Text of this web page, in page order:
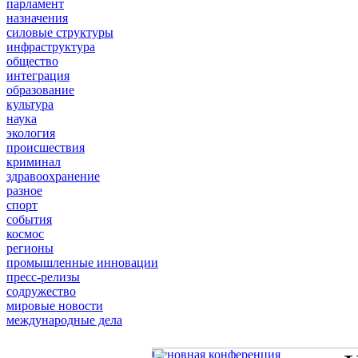
парламент
назначения
силовые структуры
инфраструктура
общество
интеграция
образование
культура
наука
экология
происшествия
криминал
здравоохранение
разное
спорт
события
космос
регионы
промышленные инновации
пресс-релизы
содружество
мировые новости
международные дела
Основная конференция